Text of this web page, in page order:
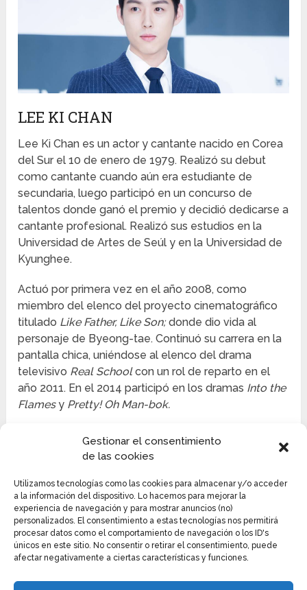
Gestionar el consentimiento
de las cookies
Utilizamos tecnologías como las cookies para almacenar y/o acceder
a la información del dispositivo. Lo hacemos para mejorar la
experiencia de navegación y para mostrar anuncios (no)
personalizados. El consentimiento a estas tecnologías nos permitirá
procesar datos como el comportamiento de navegación o los ID's
únicos en este sitio. No consentir o retirar el consentimiento, puede
afectar negativamente a ciertas características y funciones.
LEE KI CHAN
Lee Ki Chan es un actor y cantante nacido en Corea
del Sur el 10 de enero de 1979. Realizó su debut
como cantante cuando aún era estudiante de
secundaria, luego participó en un concurso de
talentos donde ganó el premio y decidió dedicarse a
cantante profesional. Realizó sus estudios en la
Universidad de Artes de Seúl y en la Universidad de
Kyunghee.
Actuó por primera vez en el año 2008, como
miembro del elenco del proyecto cinematográfico
titulado Like Father, Like Son;donde dio vida al
personaje de Byeong-tae. Continuó su carrera en la
pantalla chica, uniéndose al elenco del drama
televisivo Real Schoolcon un rol de reparto en el
año 2011. En el 2014 participó en los dramas Into the
Flamesy Pretty! Oh Man-bok.
En el 2015 realizó una aparición especial en la serie
de TVN llamadaSecond Time Twenty Years
más tarde se unió al elenco principal del drama de
humor negroReady for Start,donde dio vida al
personaje de Song Chi-sam. Esto fue seguido por su
participación en la serie llamada Still Loving You.
Entre los años 2015 y 2017 aumentó reconocimiento
y popularidad internacional cuando fue contratado